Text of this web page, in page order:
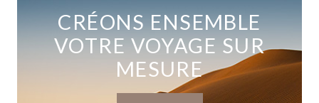
CRÉONS ENSEMBLE
VOTRE VOYAGE SUR
MESURE